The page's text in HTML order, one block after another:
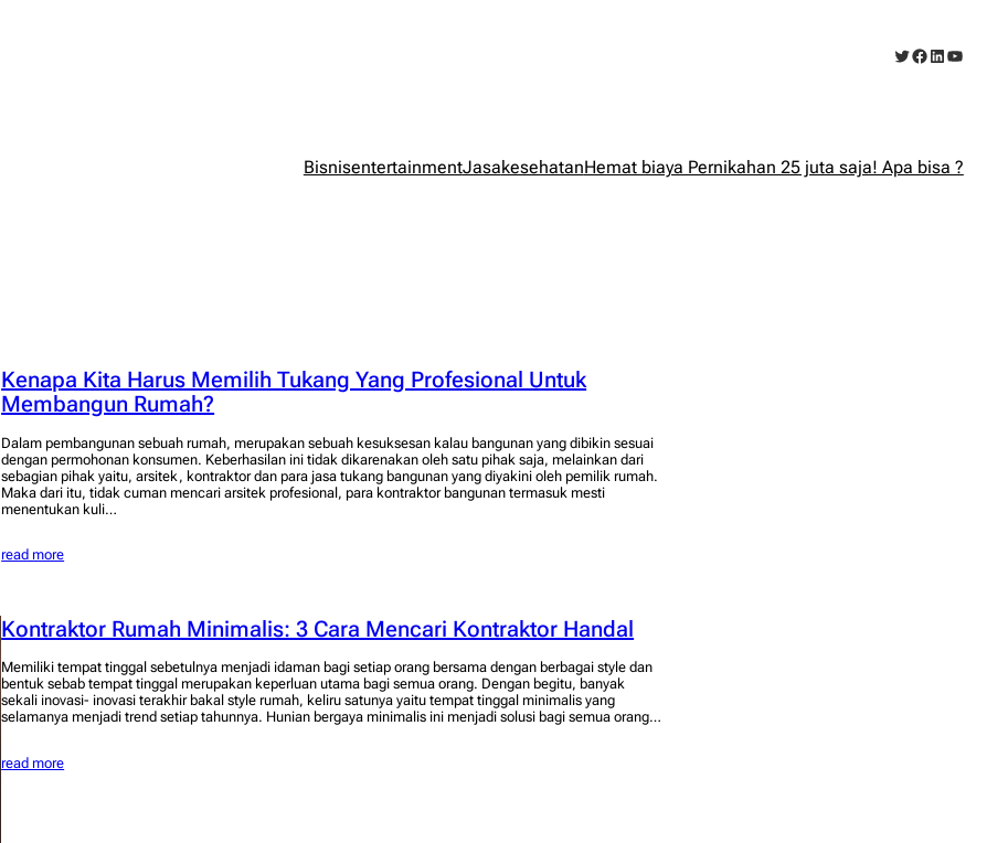
Twitter
Facebook
LinkedIn
BisnisentertainmentJasakesehatanHemat biaya Pernikahan 25 juta saja! Apa bisa ?
Kenapa Kita Harus Memilih Tukang Yang Profesional Untuk
Membangun Rumah?
Dalam pembangunan sebuah rumah, merupakan sebuah kesuksesan kalau bangunan yang dibikin sesuai
dengan permohonan konsumen. Keberhasilan ini tidak dikarenakan oleh satu pihak saja, melainkan dari
sebagian pihak yaitu, arsitek, kontraktor dan para jasa tukang bangunan yang diyakini oleh pemilik rumah.
Maka dari itu, tidak cuman mencari arsitek profesional, para kontraktor bangunan termasuk mesti
menentukan kuli…
read more
Kontraktor Rumah Minimalis: 3 Cara Mencari Kontraktor Handal
Memiliki tempat tinggal sebetulnya menjadi idaman bagi setiap orang bersama dengan berbagai style dan
bentuk sebab tempat tinggal merupakan keperluan utama bagi semua orang. Dengan begitu, banyak
sekali inovasi- inovasi terakhir bakal style rumah, keliru satunya yaitu tempat tinggal minimalis yang
selamanya menjadi trend setiap tahunnya. Hunian bergaya minimalis ini menjadi solusi bagi semua orang…
read more